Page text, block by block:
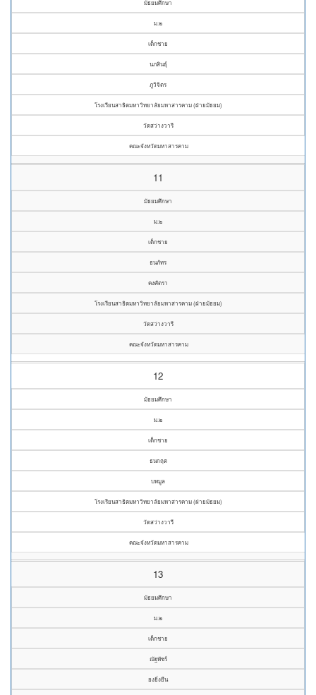
มัธยมศึกษา
ม.๒
เด็กชาย
นภสินธุ์
ภูวิจิตร
โรงเรียนสาธิตมหาวิทยาลัยมหาสารคาม (ฝ่ายมัธยม)
วัดสว่างวารี
คณะจังหวัดมหาสารคาม
11
มัธยมศึกษา
ม.๒
เด็กชาย
ธนภัทร
คงศัตรา
โรงเรียนสาธิตมหาวิทยาลัยมหาสารคาม (ฝ่ายมัธยม)
วัดสว่างวารี
คณะจังหวัดมหาสารคาม
12
มัธยมศึกษา
ม.๒
เด็กชาย
ธนกฤต
บทมูล
โรงเรียนสาธิตมหาวิทยาลัยมหาสารคาม (ฝ่ายมัธยม)
วัดสว่างวารี
คณะจังหวัดมหาสารคาม
13
มัธยมศึกษา
ม.๒
เด็กชาย
ณัฐพัชร์
ยงยิ่งยืน